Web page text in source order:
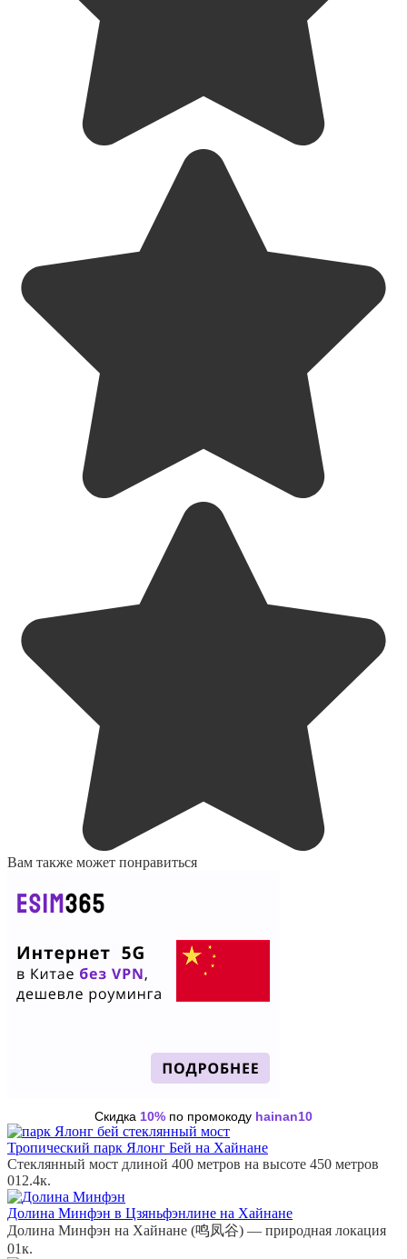
Вам также может понравиться
Скидка 10% по промокоду hainan10
Тропический парк Ялонг Бей на Хайнане
Стеклянный мост длиной 400 метров на высоте 450 метров
012.4к.
Долина Минфэн в Цзяньфэнлине на Хайнане
Долина Минфэн на Хайнане (鸣凤谷) — природная локация
01к.